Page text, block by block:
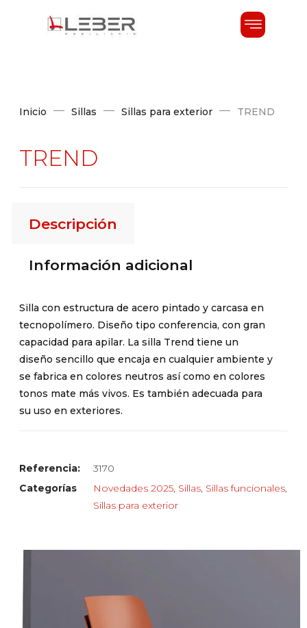
Inicio Sillas Sillas para exterior TREND
TREND
Descripción
Información adicional
Silla con estructura de acero pintado y carcasa en
tecnopolímero. Diseño tipo conferencia, con gran
capacidad para apilar. La silla Trend tiene un
diseño sencillo que encaja en cualquier ambiente y
se fabrica en colores neutros así como en colores
tonos mate más vivos. Es también adecuada para
su uso en exteriores.
Referencia:
3170
Categorías
Novedades 2025, Sillas, Sillas funcionales,
Sillas para exterior